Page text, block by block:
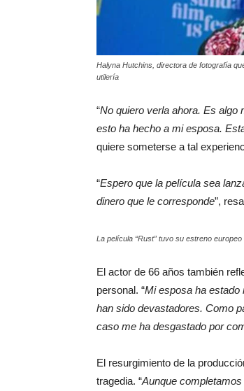
Halyna Hutchins, directora de fotografía
utilería
“No quiero verla ahora. Es
esto ha hecho a mi esposa.
quiere someterse a tal
“Espero que la película sea
dinero que le corresponde”,
La película “Rust” tuvo su estreno
El actor de 66 años también
personal. “Mi esposa ha estado
han sido devastadores. Como
caso me ha desgastado por
El resurgimiento de la
tragedia. “Aunque